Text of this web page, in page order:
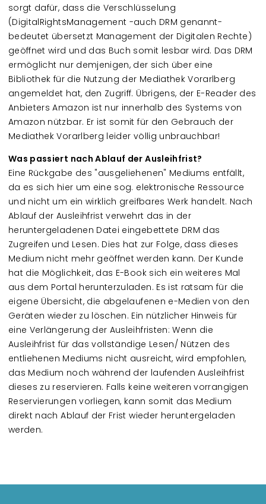
sorgt dafür, dass die Verschlüsselung
(DigitalRightsManagement -auch DRM genannt-
bedeutet übersetzt Management der Digitalen Rechte)
geöffnet wird und das Buch somit lesbar wird. Das DRM
ermöglicht nur demjenigen, der sich über eine
Bibliothek für die Nutzung der Mediathek Vorarlberg
angemeldet hat, den Zugriff. Übrigens, der E-Reader des
Anbieters Amazon ist nur innerhalb des Systems von
Amazon nützbar. Er ist somit für den Gebrauch der
Mediathek Vorarlberg leider völlig unbrauchbar!
Was passiert nach Ablauf der Ausleihfrist?
Eine Rückgabe des "ausgeliehenen" Mediums entfällt,
da es sich hier um eine sog. elektronische Ressource
und nicht um ein wirklich greifbares Werk handelt. Nach
Ablauf der Ausleihfrist verwehrt das in der
heruntergeladenen Datei eingebettete DRM das
Zugreifen und Lesen. Dies hat zur Folge, dass dieses
Medium nicht mehr geöffnet werden kann. Der Kunde
hat die Möglichkeit, das E-Book sich ein weiteres Mal
aus dem Portal herunterzuladen. Es ist ratsam für die
eigene Übersicht, die abgelaufenen e-Medien von den
Geräten wieder zu löschen. Ein nützlicher Hinweis für
eine Verlängerung der Ausleihfristen: Wenn die
Ausleihfrist für das vollständige Lesen/ Nützen des
entliehenen Mediums nicht ausreicht, wird empfohlen,
das Medium noch während der laufenden Ausleihfrist
dieses zu reservieren. Falls keine weiteren vorrangigen
Reservierungen vorliegen, kann somit das Medium
direkt nach Ablauf der Frist wieder heruntergeladen
werden.